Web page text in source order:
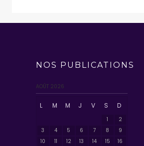
NOS PUBLICATIONS
AOÛT 2026
L M M J V S D
1
2
3
4 5 6 7 8
9
10
11 12 13 14 15
16